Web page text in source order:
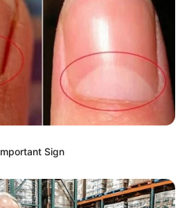
abaixo alguns
para o seu quarto.
Sign